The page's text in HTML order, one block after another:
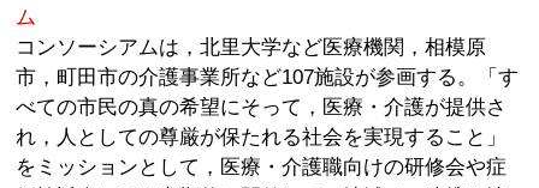
ム
コンソーシアムは，北里大学など医療機関，相模原
市，町田市の介護事業所など107施設が参画する。「す
べての市民の真の希望にそって，医療・介護が提供さ
れ，人としての尊厳が保たれる社会を実現すること」
をミッションとして，医療・介護職向けの研修会や症